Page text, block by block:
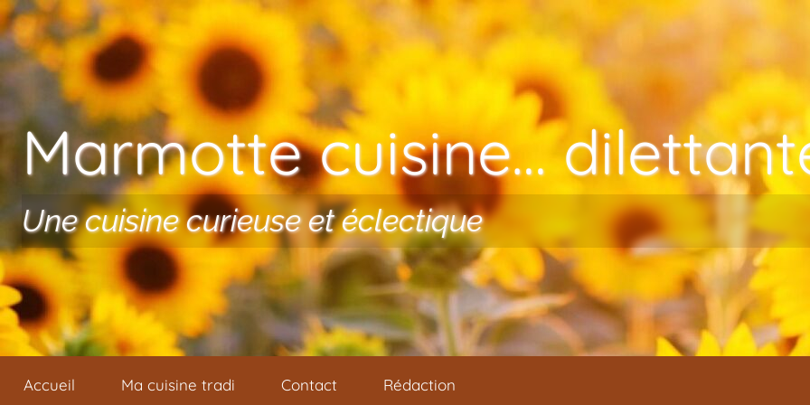
Aller au contenu
Marmotte cuisine…
Une cuisine curieuse et éclectique
Accueil Ma cuisine tradi Contact Rédaction